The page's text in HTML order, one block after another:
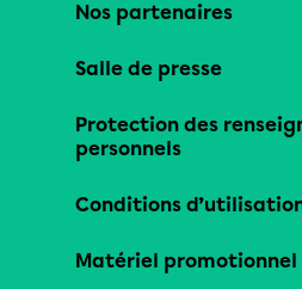
Nos partenaires
Salle de presse
Protection des
personnels
Conditions
Matériel promotionnel